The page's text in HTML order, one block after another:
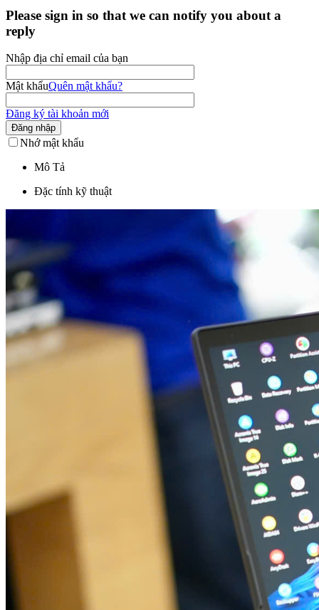
Please sign in so that we can notify you about a
reply
Nhập địa chỉ email của bạn
Mật khẩuQuên mật khẩu?
Đăng ký tài khoản mới
Đăng nhập
Nhớ mật khẩu
Mô Tả
Đặc tính kỹ thuật